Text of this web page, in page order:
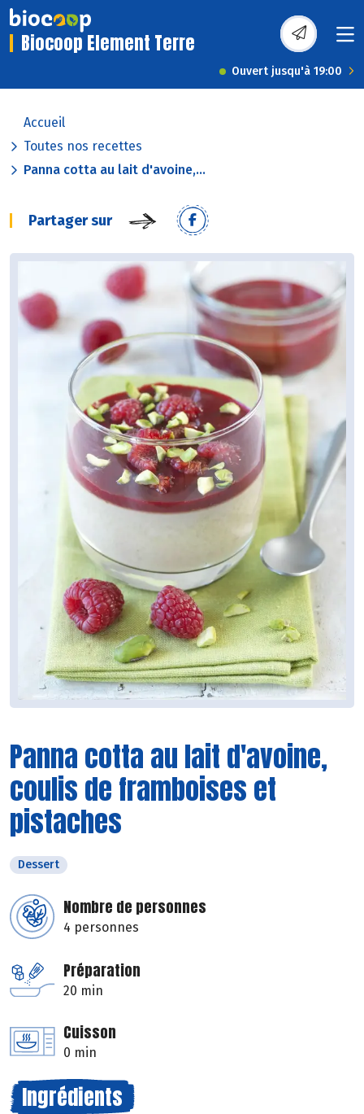
Biocoop Element Terre
Ouvert jusqu'à 19:00
Accueil
Toutes nos recettes
Panna cotta au lait d'avoine,...
Partager sur
Panna cotta au lait d'avoine,
coulis de framboises et
pistaches
Dessert
Nombre de personnes
4 personnes
Préparation
20 min
Cuisson
0 min
Ingrédients